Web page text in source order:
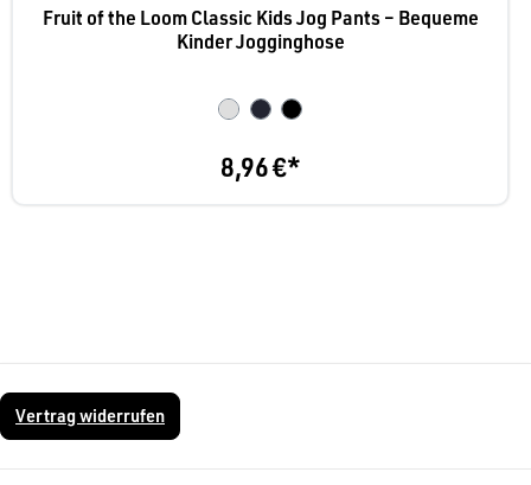
Fruit of the Loom Classic Kids Jog Pants – Bequeme
Kinder Jogginghose
8,96 €*
Vertrag widerrufen